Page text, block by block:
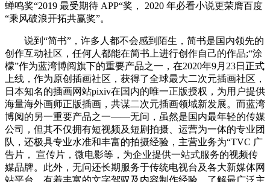
蝉鸣奖“2019 最受期待 APP“奖， 2020 年必看小说更荣膺百度
“乘风破浪开拓共赢奖”。
说到“简书”，许多人都不会感到陌生，简书是国内领先的
创作互动社区，任何人都能在简书上进行创作自己的作品;“涂
檬”作为蓝湾博阅旗下的重要产品之一，在2020年9月23日正式
上线，作为原创插画社区，获得了全球最大二次元插画社区，
日本知名的插画网站pixiv在国内的唯一正版授权，为用户提供
海量海外画师正版插画，共谋二次元插画领域新发展。而蓝湾
博阅的另一重要产品之一——无问，虽然是国内最年轻的传媒
公司，但其不仅拥有短视频及短剧拍摄、运营为一体的专业团
队，还极具专业水准和丰富的拍摄经验，主营业务为“TVC 广
告片， 宣传片，微电影等，为企业提供一站式服务的视频传
媒品牌。此外，无问还长期服务于传统电视台及各大新媒体网